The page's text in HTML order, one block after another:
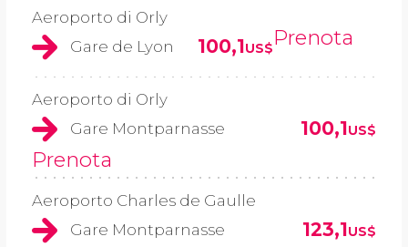
Aeroporto di Orly
Gare de Lyon
100,1US$Prenota
Aeroporto di Orly
Gare Montparnasse
100,1US$
Prenota
Aeroporto Charles de Gaulle
Gare Montparnasse
123,1US$